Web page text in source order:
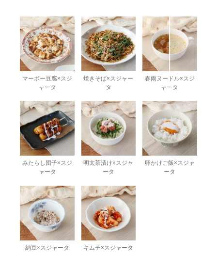
マーボー豆腐×スジ
ャータ
焼きそば×スジャー
タ
春雨ヌードル×スジ
ャータ
みたらし団子×スジ
ャータ
明太茶漬け×スジャ
ータ
卵かけご飯×スジャ
ータ
納豆×スジャータ キムチ×スジャータ